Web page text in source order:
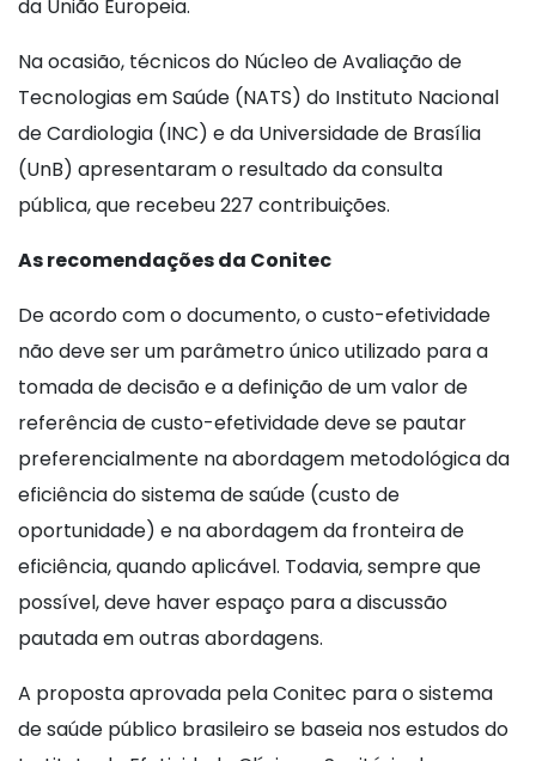
da União Europeia.
Na ocasião, técnicos do Núcleo de Avaliação de
Tecnologias em Saúde (NATS) do Instituto Nacional
de Cardiologia (INC) e da Universidade de Brasília
(UnB) apresentaram o resultado da consulta
pública, que recebeu 227 contribuições.
As recomendações da Conitec
De acordo com o documento, o custo-efetividade
não deve ser um parâmetro único utilizado para a
tomada de decisão e a definição de um valor de
referência de custo-efetividade deve se pautar
preferencialmente na abordagem metodológica da
eficiência do sistema de saúde (custo de
oportunidade) e na abordagem da fronteira de
eficiência, quando aplicável. Todavia, sempre que
possível, deve haver espaço para a discussão
pautada em outras abordagens.
A proposta aprovada pela Conitec para o sistema
de saúde público brasileiro se baseia nos estudos do